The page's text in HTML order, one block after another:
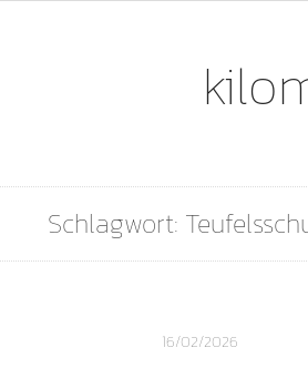
Schlagwort:
16/02/2026